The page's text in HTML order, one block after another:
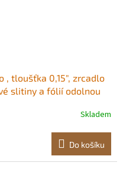
, tloušťka 0,15", zrcadlo
slitiny a fólií odolnou
Skladem
Do košíku